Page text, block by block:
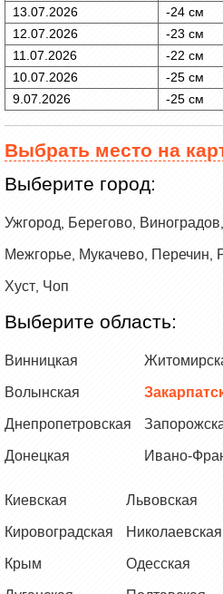
13.07.2026
-24 см
12.07.2026
-23 см
11.07.2026
-22 см
10.07.2026
-25 см
9.07.2026
-25 см
Выбрать место на
Выберите город:
Ужгород Берегово Виноградов
Межгорье Мукачево Перечин
Хуст Чоп
Выберите область:
Винницкая
Волынская
Днепропетровская
Донецкая Ивано-
Киевская
Кировоградская
Крым
Львовская
Николаевская
Одесская